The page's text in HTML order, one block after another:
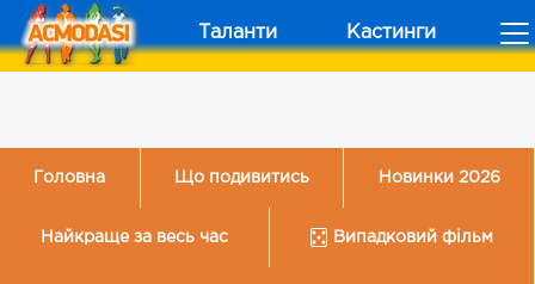
Таланти Кастинги
Головна Що подивитись Новинки 2026
Найкраще за весь час Випадковий фільм